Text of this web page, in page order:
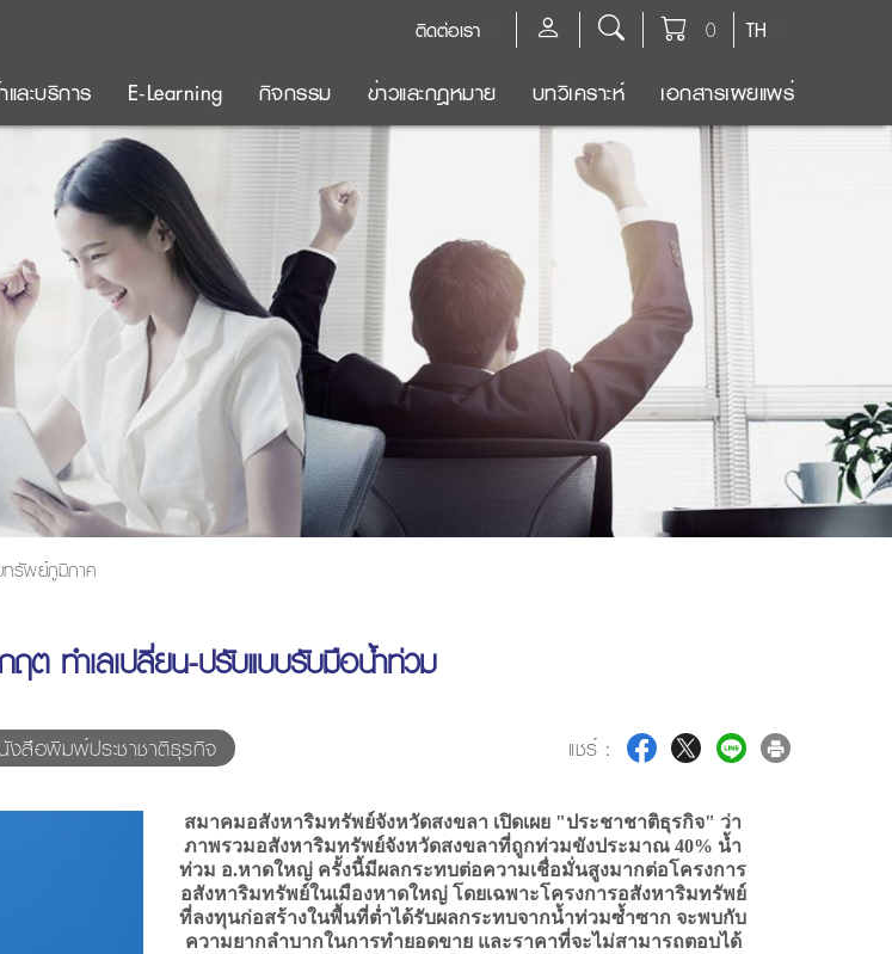
TH
0
ติดต่อเรา
ละบริการ E-Learning กิจกรรม ข่าวและกฎหมาย บทวิเคราะห์ เอกสารเผยแพร่
รัพย์ภูมิภาค
ทำเลเปลี่ยน-ปรับแบบรับมือน้ำท่วม
งสือพิมพ์ประชาชาติธุรกิจ แชร์ :
สมาคมอสังหาริมทรัพย์จังหวัดสงขลา เปิดเผย "ประชาชาติธุรกิจ" ว่า
ภาพรวมอสังหาริมทรัพย์จังหวัดสงขลาที่ถูกท่วมขังประมาณ 40% น้ำ
ท่วม อ.หาดใหญ่ ครั้งนี้มีผลกระทบต่อความเชื่อมั่นสูงมากต่อโครงการ
อสังหาริมทรัพย์ในเมืองหาดใหญ่ โดยเฉพาะโครงการอสังหาริมทรัพย์
ที่ลงทุนก่อสร้างในพื้นที่ต่ำได้รับผลกระทบจากน้ำท่วมซ้ำซาก จะพบกับ
ความยากลำบากในการทำยอดขาย และราคาที่จะไม่สามารถตอบได้